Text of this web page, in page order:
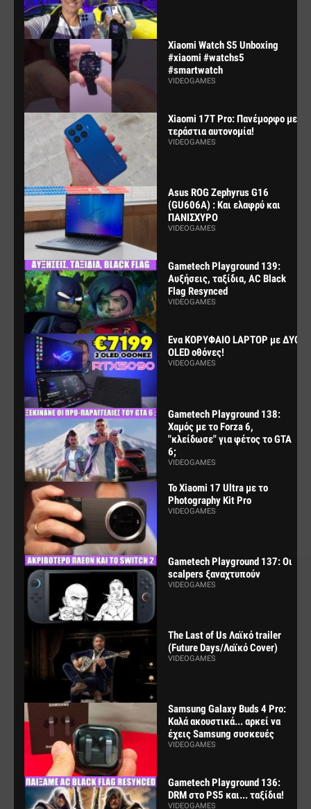
Xiaomi Watch S5 Unboxing
#xiaomi #watchs5
#smartwatch
VIDEOGAMES
Xiaomi 17T Pro: Πανέμορφο με
τεράστια αυτονομία!
VIDEOGAMES
Asus ROG Zephyrus G16
(GU606A) : Και ελαφρύ και
ΠΑΝΙΣΧΥΡΟ
VIDEOGAMES
Gametech Playground 139:
Αυξήσεις, ταξίδια, AC Black
Flag Resynced
VIDEOGAMES
Ενα ΚΟΡΥΦΑΙΟ LAPTOP με ΔΥΟ
OLED οθόνες!
VIDEOGAMES
Gametech Playground 138:
Χαμός με το Forza 6,
"κλείδωσε" για φέτος το GTA
6;
VIDEOGAMES
Το Xiaomi 17 Ultra με το
Photography Kit Pro
VIDEOGAMES
Gametech Playground 137: Οι
scalpers ξαναχτυπούν
VIDEOGAMES
The Last of Us Λαϊκό trailer
(Future Days/Λαϊκό Cover)
VIDEOGAMES
Samsung Galaxy Buds 4 Pro:
Καλά ακουστικά... αρκεί να
έχεις Samsung συσκευές
VIDEOGAMES
Gametech Playground 136:
DRM στο PS5 και... ταξίδια!
VIDEOGAMES